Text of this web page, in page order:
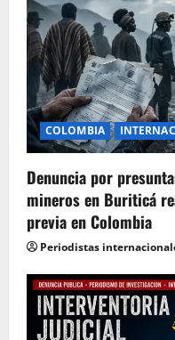
COLOMBIA
Denuncia por
mineros en Buriticá
previa en Colombia
Periodistas